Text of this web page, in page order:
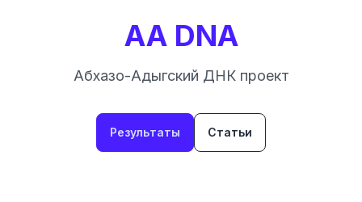
AA DNA
Абхазо-Адыгский ДНК проект
Результаты Статьи